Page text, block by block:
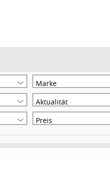
Marke
Aktualität
Preis